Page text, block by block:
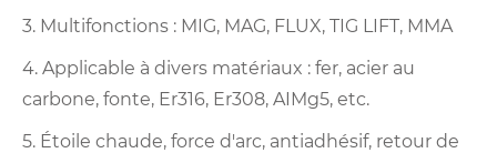
3. Multifonctions : MIG, MAG, FLUX, TIG LIFT, MMA
4. Applicable à divers matériaux : fer, acier au
carbone, fonte, Er316, Er308, AIMg5, etc.
5. Étoile chaude, force d'arc, antiadhésif, retour de